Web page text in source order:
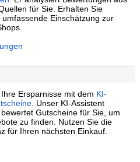
für Sie. Erhalten Sie
umfassende Einschätzung zur
Ersparnisse mit dem KI-
. Unser KI-Assistent
Gutscheine für Sie, um
zu finden. Nutzen Sie die
für Ihren nächsten Einkauf.